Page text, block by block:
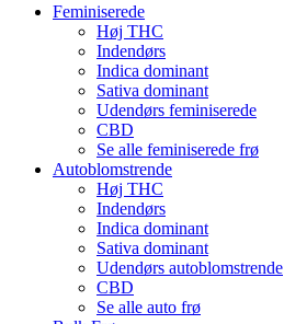
Feminiserede
Høj THC
Indendørs
Indica dominant
Sativa dominant
Udendørs feminiserede
CBD
Se alle feminiserede frø
Autoblomstrende
Høj THC
Indendørs
Indica dominant
Sativa dominant
Udendørs autoblomstrende
CBD
Se alle auto frø